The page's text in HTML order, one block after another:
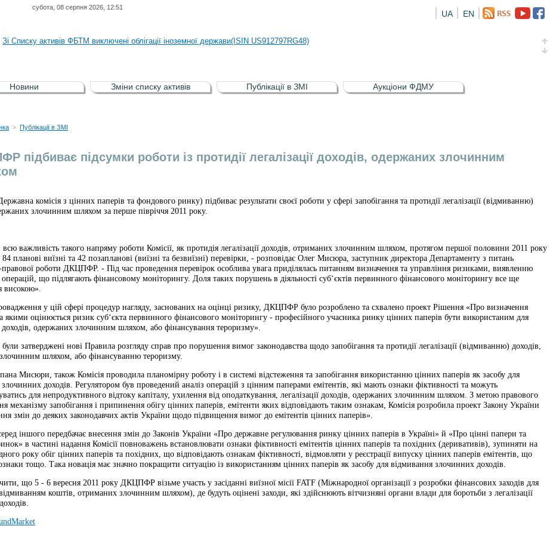
субота, 08 серпня 2026, 12:51
EN
UA
До Списку активів регульованого фондового ринку (РФР) включена Корпоративна облігація відсоткова електронна іменна (ISIN UA5000016726)
Зі Списку активів ФБТМ виключені облігації іноземної держави(ISIN US912797RG48)
Зі списку активів РФР виключені Облігація внутрішніх державних позик України (ISIN UA4000232607)
До Списку активів регульованого фондового ринку (РФР) включена Корпоративна облігація відсоткова електронна іменна (ISIN UA5000016726)
Новини Зміни списку активів Публікації в ЗМІ Аукціони ФДМУ
> Публікації в ЗМІ
підбиває підсумки роботи із протидії легалізації доходів, одержаних злочинним
комісія з цінних паперів та фондового ринку) підбиває результати своєї роботи у сфері запобігання та протидії легалізації (відмиванню)
злочинним шляхом за перше півріччя 2011 року.
важливість такого напряму роботи Комісії, як протидія легалізації доходів, отриманих злочинним шляхом, протягом першої половини 2011 року
планові виїзні та 42 позапланові (виїзні та безвиїзні) перевірки, - розповідає Олег Мисюра, заступник директора Департаменту з питань
правової роботи ДКЦПФР. - Під час проведення перевірок особлива увага приділялась питанням визначення та управління ризиками, виявленню
що підлягають фінансовому моніторингу. Доля таких порушень в діяльності суб‘єктів первинного фінансового моніторингу все ще
високою».
у цій сфері процедур нагляду, заснованих на оцінці ризику, ДКЦПФР було розроблено та схвалено проект Рішення «Про визначення
якими оцінюється ризик суб‘єкта первинного фінансового моніторингу - професійного учасника ринку цінних паперів бути використаним для
одержаних злочинним шляхом, або фінансування тероризму».
затверджені нові Правила розгляду справ про порушення вимог законодавства щодо запобігання та протидії легалізації (відмиванню) доходів,
шляхом, або фінансуванню тероризму.
Мисюри, також Комісія проводила планомірну роботу і в системі відстеження та запобігання використанню цінних паперів як засобу для
доходів. Регулятором був проведений аналіз операцій з цінним паперами емітентів, які мають ознаки фіктивності та можуть
для непродуктивного відтоку капіталу, ухилення від оподаткування, легалізації доходів, одержаних злочинним шляхом. З метою правового
механізму запобігання і припинення обігу цінних паперів, емітенти яких відповідають таким ознакам, Комісія розробила проект Закону України
змін до деяких законодавчих актів України щодо підвищення вимог до емітентів цінних паперів».
іншого передбачає внесення змін до Законів України «Про державне регулювання ринку цінних паперів в Україні» й «Про цінні папери та
в частині надання Комісії повноважень встановлювати ознаки фіктивності емітентів цінних паперів та похідних (деривативів), зупиняти на
року обіг цінних паперів та похідних, що відповідають ознакам фіктивності, відмовляти у реєстрації випуску цінних паперів емітентів, що
тощо. Така новація має значно покращити ситуацію із використанням цінних паперів як засобу для відмивання злочинних доходів.
що 5 - 6 вересня 2011 року ДКЦПФР візьме участь у засіданні виїзної місії FATF (Міжнародної організації з розробки фінансових заходів для
коштів, отриманих злочинним шляхом), де будуть оцінені заходи, які здійснюють вітчизняні органи влади для боротьби з легалізації